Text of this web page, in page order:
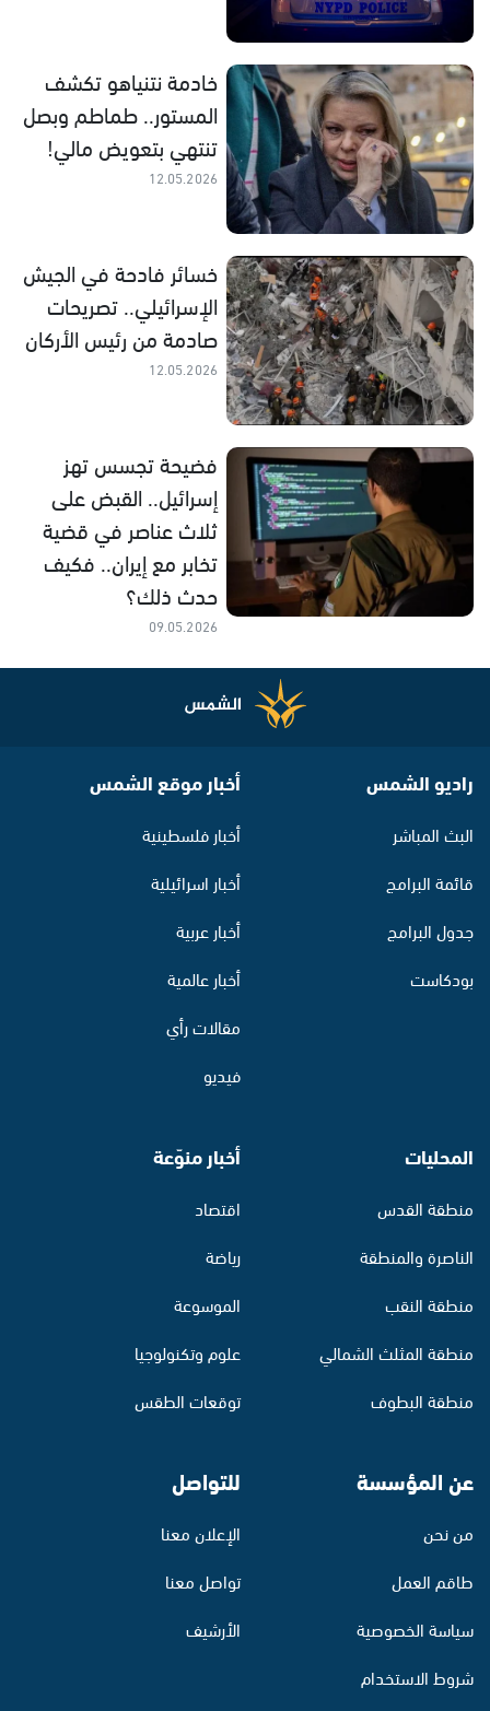
خادمة نتنياهو تكشف
المستور.. طماطم وبصل
تنتهي بتعويض مالي!
12.05.2026
خسائر فادحة في الجيش
الإسرائيلي.. تصريحات
صادمة من رئيس الأركان
12.05.2026
فضيحة تجسس تهز
إسرائيل.. القبض على
ثلاث عناصر في قضية
تخابر مع إيران.. فكيف
حدث ذلك؟
09.05.2026
راديو الشمس
البث المباشر
قائمة البرامج
جدول البرامج
بودكاست
أخبار موقع الشمس
أخبار فلسطينية
أخبار اسرائيلية
أخبار عربية
أخبار عالمية
مقالات رأي
فيديو
المحليات
منطقة القدس
الناصرة والمنطقة
منطقة النقب
منطقة المثلث الشمالي
منطقة البطوف
أخبار منوّعة
اقتصاد
رياضة
الموسوعة
علوم وتكنولوجيا
توقعات الطقس
عن المؤسسة
من نحن
طاقم العمل
سياسة الخصوصية
شروط الاستخدام
للتواصل
الإعلان معنا
تواصل معنا
الأرشيف